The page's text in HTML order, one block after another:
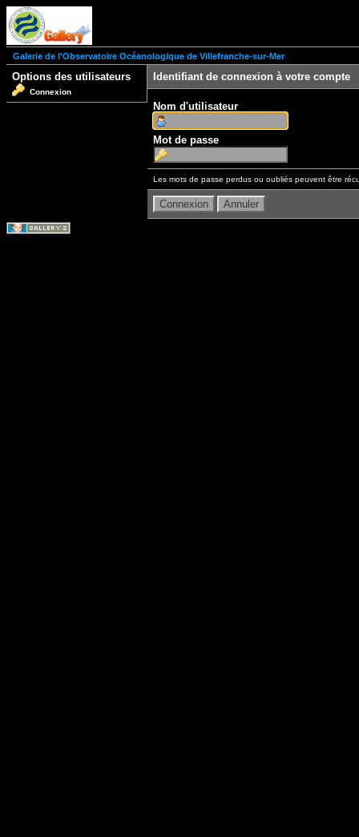
Galerie de l'Observatoire Océanologique de Villefranche-sur-Mer
Options des utilisateurs
Connexion
Identifiant de connexion à votre compte
Nom d'utilisateur
Mot de passe
Les mots de passe perdus ou oubliés peuvent être